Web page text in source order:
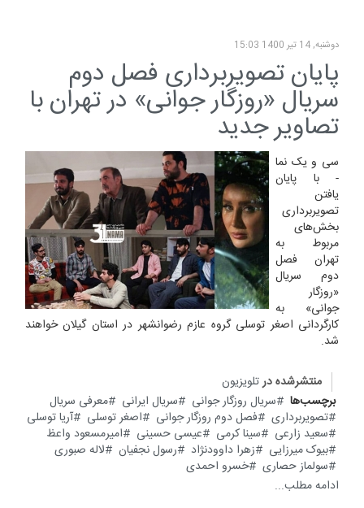
دوشنبه, 14 تیر 1400 15:03
پایان تصویربرداری فصل دوم
سریال «روزگار جوانی» در تهران با
تصاویر جدید
سی و یک نما
- با پایان
یافتن
تصویربرداری
بخش‌های
مربوط به
تهران فصل
دوم سریال
«روزگار
جوانی» به
کارگردانی اصغر توسلی گروه عازم رضوانشهر در استان گیلان خواهند
شد.
منتشرشده درتلویزیون
برچسب‌ها
سریال روزگار جوانی سریال ایرانی
معرفی سریال
تصویربرداری
فصل دوم روزگار جوانی اصغر توسلی
آریا توسلی
سعید زارعی
سینا کرمی عیسی حسینی
امیرمسعود واعظ
بیوک میرزایی
زهرا داوودنژاد رسول نجفیان
لاله صبوری
سولماز حصاری
خسرو احمدی
ادامه مطلب...